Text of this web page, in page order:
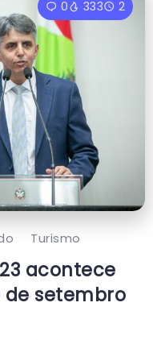
0 333 2
Turismo
acontece
de setembro